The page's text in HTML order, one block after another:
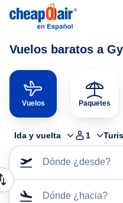
Vuelos baratos a
Vuelos Paquetes
Ida y vuelta 1
Dónde ¿desde?
Dónde ¿hacia?